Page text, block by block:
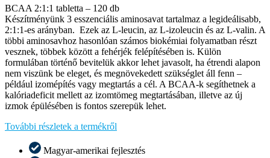
BCAA 2:1:1 tabletta – 120 db
Készítményünk 3 esszenciális aminosavat tartalmaz a legideálisabb,
2:1:1-es arányban. Ezek az L-leucin, az L-izoleucin és az L-valin. A
többi aminosavhoz hasonlóan számos biokémiai folyamatban részt
vesznek, többek között a fehérjék felépítésében is. Külön
formulában történő bevitelük akkor lehet javasolt, ha étrendi alapon
nem viszünk be eleget, és megnövekedett szükséglet áll fenn –
például izomépítés vagy megtartás a cél. A BCAA-k segíthetnek a
kalóriadeficit mellett az izomtömeg megtartásában, illetve az új
izmok épülésében is fontos szerepük lehet.
További részletek a termékről
Magyar-amerikai fejlesztés